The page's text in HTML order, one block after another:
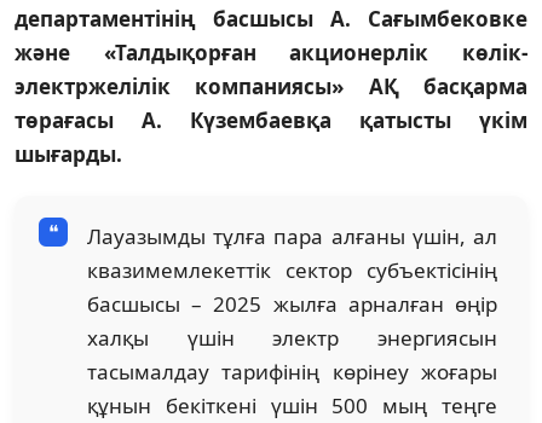
департаментінің басшысы А. Сағымбековке
және «Талдықорған акционерлік көлік-
электржелілік компаниясы» АҚ басқарма
төрағасы А. Күзембаевқа қатысты үкім
шығарды.
Лауазымды тұлға пара алғаны үшін, ал
квазимемлекеттік сектор субъектісінің
басшысы – 2025 жылға арналған өңір
халқы үшін электр энергиясын
тасымалдау тарифінің көрінеу жоғары
құнын бекіткені үшін 500 мың теңге